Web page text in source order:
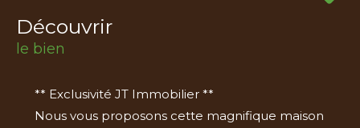
découvrir
le bien
** Exclusivité JT Immobilier **
Nous vous proposons cette magnifique maison